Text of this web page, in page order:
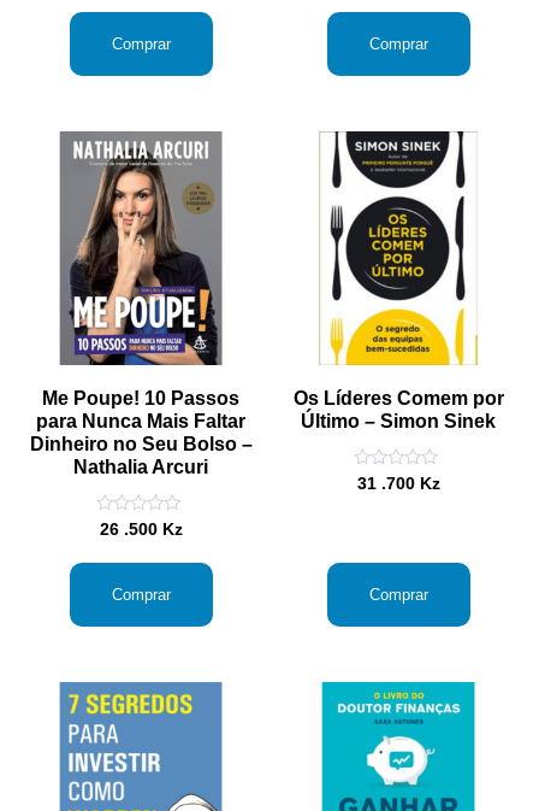
Comprar Comprar
Me Poupe! 10 Passos
para Nunca Mais Faltar
Dinheiro no Seu Bolso –
Nathalia Arcuri
Avaliação
26 .500 Kz
Comprar
Os Líderes Comem por
Último – Simon Sinek
Avaliação
31 .700 Kz
Comprar